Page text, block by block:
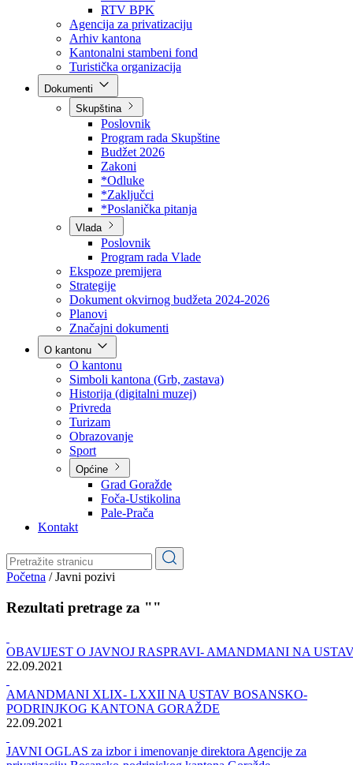
Direkcija za šumarstvo
Javna preduzeća
BPK šume
RTV BPK
Agencija za privatizaciju
Arhiv kantona
Kantonalni stambeni fond
Turistička organizacija
Skupština
Poslovnik
Program rada Skupštine
Budžet 2026
Zakoni
*Odluke
*Zaključci
*Poslanička pitanja
Vlada
Poslovnik
Program rada Vlade
Ekspoze premijera
Strategije
Dokument okvirnog budžeta 2024-2026
Planovi
Značajni dokumenti
O kantonu
O kantonu
Simboli kantona (Grb, zastava)
Historija (digitalni muzej)
Privreda
Turizam
Obrazovanje
Općine
Pale-Prača
Kontakt
Javni pozivi
Rezultati pretrage za ""